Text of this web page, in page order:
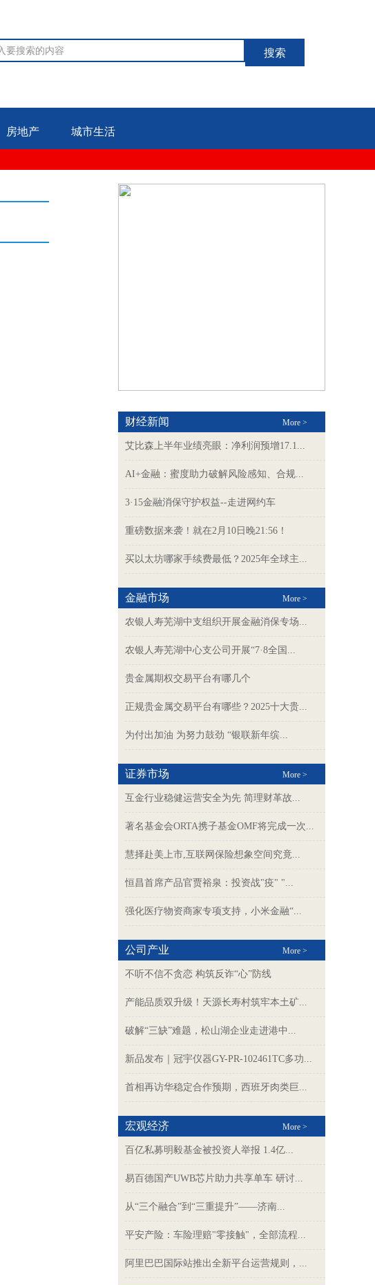
搜索
房地产 城市生活
财经新闻 More >
艾比森上半年业绩亮眼：净利润预增17.1...
AI+金融：蜜度助力破解风险感知、合规...
3·15金融消保守护权益--走进网约车
重磅数据来袭！就在2月10日晚21:56！
买以太坊哪家手续费最低？2025年全球主...
金融市场 More >
农银人寿芜湖中支组织开展金融消保专场...
农银人寿芜湖中心支公司开展“7·8全国...
贵金属期权交易平台有哪几个
正规贵金属交易平台有哪些？2025十大贵...
为付出加油 为努力鼓劲 “银联新年缤...
证券市场 More >
互金行业稳健运营安全为先 简理财革故...
著名基金会ORTA携子基金OMF将完成一次...
慧择赴美上市,互联网保险想象空间究竟...
恒昌首席产品官贾裕泉：投资战"疫" "...
强化医疗物资商家专项支持，小米金融“...
公司产业 More >
不听不信不贪恋 构筑反诈“心”防线
产能品质双升级！天源长寿村筑牢本土矿...
破解“三缺”难题，松山湖企业走进港中...
新品发布｜冠宇仪器GY-PR-102461TC多功...
首相再访华稳定合作预期，西班牙肉类巨...
宏观经济 More >
百亿私募明毅基金被投资人举报 1.4亿...
易百德国产UWB芯片助力共享单车 研讨...
从“三个融合”到“三重提升”——济南...
平安产险：车险理赔"零接触"，全部流程...
阿里巴巴国际站推出全新平台运营规则，...